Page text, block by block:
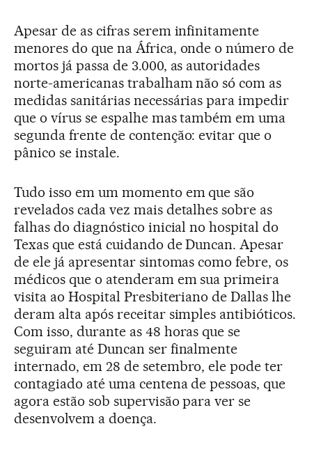
Apesar de as cifras serem infinitamente
menores do que na África, onde o número de
mortos já passa de 3.000, as autoridades
norte-americanas trabalham não só com as
medidas sanitárias necessárias para impedir
que o vírus se espalhe mas também em uma
segunda frente de contenção: evitar que o
pânico se instale.
Tudo isso em um momento em que são
revelados cada vez mais detalhes sobre as
falhas do diagnóstico inicial no hospital do
Texas que está cuidando de Duncan. Apesar
de ele já apresentar sintomas como febre, os
médicos que o atenderam em sua primeira
visita ao Hospital Presbiteriano de Dallas lhe
deram alta após receitar simples antibióticos.
Com isso, durante as 48 horas que se
seguiram até Duncan ser finalmente
internado, em 28 de setembro, ele pode ter
contagiado até uma centena de pessoas, que
agora estão sob supervisão para ver se
desenvolvem a doença.